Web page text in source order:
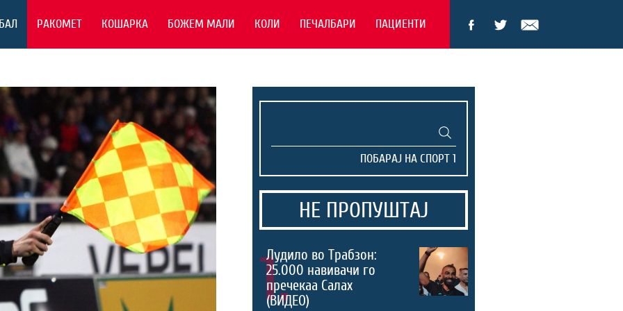
РАКОМЕТ КОШАРКА БОЖЕМ МАЛИ КОЛИ ПЕЧАЛБАРИ ПАЦИЕНТИ
НЕ ПРОПУШТАЈ
1.
Лудило во Трабзон:
25.000 навивачи го
пречекаа Салах
(ВИДЕО)